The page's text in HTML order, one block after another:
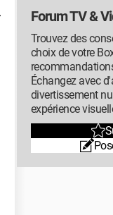
Forum TV &
Trouvez des
choix de votre
Échangez avec
divertissement
expérience